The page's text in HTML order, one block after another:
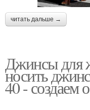
читать дальше →
Джинсы для
носить
40 - создаем